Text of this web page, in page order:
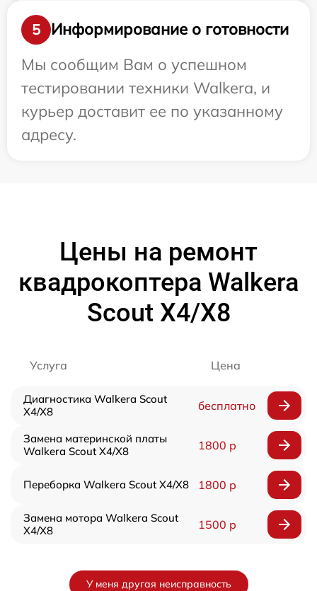
5
Информирование о готовности
Мы сообщим Вам о успешном
тестировании техники Walkera, и
курьер доставит ее по указанному
адресу.
Цены на ремонт
квадрокоптера Walkera
Scout X4/X8
Услуга Цена
Диагностика Walkera Scout
X4/X8
бесплатно
Замена материнской платы
Walkera Scout X4/X8
1800 р
Переборка Walkera Scout X4/X8 1800 р
Замена мотора Walkera Scout
X4/X8
1500 р
У меня другая неисправность